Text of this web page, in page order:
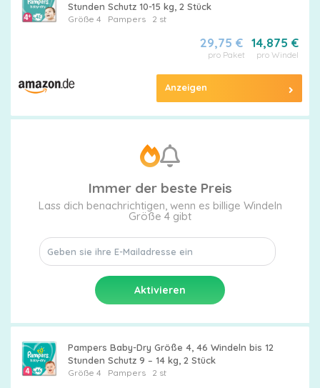
Stunden Schutz 10-15 kg, 2 Stück
Größe 4 Pampers2 st
14,875 €
pro Windel
29,75 €
pro Paket
Anzeigen
Immer der beste Preis
Lass dich benachrichtigen, wenn es billige Windeln
Größe 4 gibt
Pampers Baby-Dry Größe 4, 46 Windeln bis 12
Stunden Schutz 9 – 14 kg, 2 Stück
Größe 4 Pampers2 st